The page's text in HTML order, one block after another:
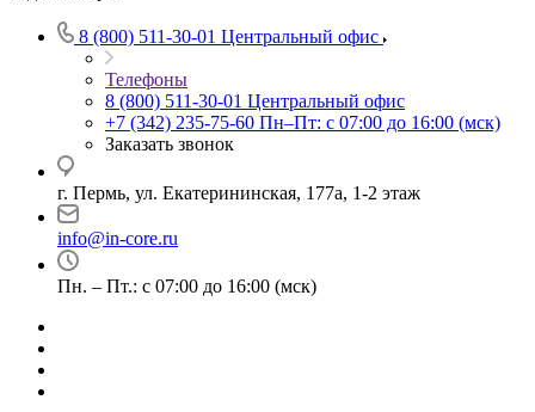
8 (800) 511-30-01 Центральный офис
Телефоны
8 (800) 511-30-01 Центральный офис
+7 (342) 235-75-60 Пн–Пт: с 07:00 до 16:00 (мск)
Заказать звонок
г. Пермь, ул. ​Екатерининская, 177а, ​1-2 этаж
info@in-core.ru
Пн. – Пт.: с 07:00 до 16:00 (мск)